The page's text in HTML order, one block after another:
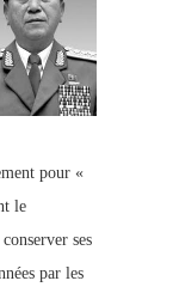
pour «
le
ses
par les